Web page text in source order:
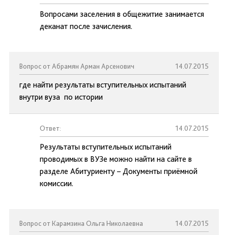
Вопросами заселения в общежитие занимается
деканат после зачисления.
Вопрос от Абрамян Арман Арсенович 14.07.2015
где найти результаты вступительных испытаний
внутри вуза по истории
Ответ: 14.07.2015
Результаты вступительных испытаний
проводимых в ВУЗе можно найти на сайте в
разделе Абитуриенту – Документы приёмной
комиссии.
Вопрос от Карамзина Ольга Николаевна 14.07.2015